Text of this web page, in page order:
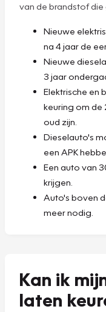
van de brandstof die
Nieuwe
na 4 jaar de
Nieuwe
3 jaar
Elektrische en
keuring om de
oud zijn.
Dieselauto's
een APK
Een auto van
krijgen.
Auto's boven
meer nodig.
Kan ik
laten